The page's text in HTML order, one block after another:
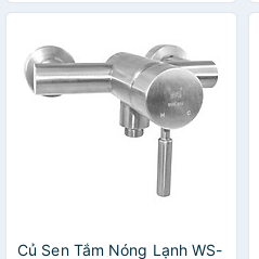
Củ Sen Tắm Nóng Lạnh WS-